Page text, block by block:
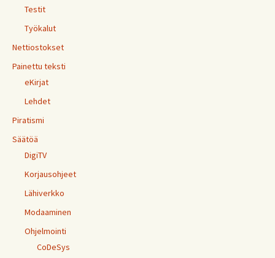
Testit
Työkalut
Nettiostokset
Painettu teksti
eKirjat
Lehdet
Piratismi
Säätöä
DigiTV
Korjausohjeet
Lähiverkko
Modaaminen
Ohjelmointi
CoDeSys